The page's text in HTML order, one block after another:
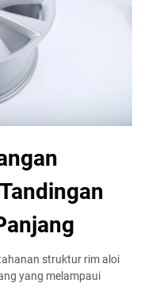
struktur rim aloi
yang melampaui